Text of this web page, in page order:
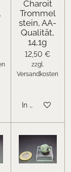
Charoit
Trommel
stein, AA-
Qualität,
14,1g
12,50 €
zzgl.
Versandkosten
In den